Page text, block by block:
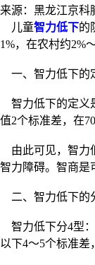
来源：黑龙江京科
儿童智力低下的
1%，在农村约2%
一、智力低下的
智力低下的定义
值2个标准差，在
由此可见，智力
智力障碍。智商是
二、智力低下的
智力低下分4型
以下4～5个标准差